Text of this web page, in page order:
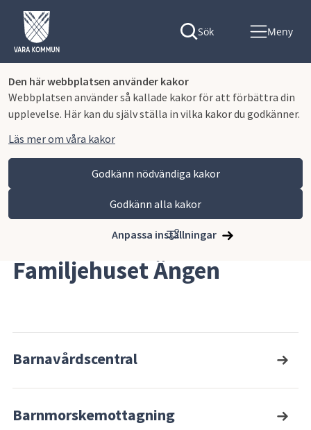
Den här webbplatsen använder kakor
Webbplatsen använder så kallade kakor för att förbättra din
upplevelse. Här kan du själv ställa in vilka kakor du godkänner.
Läs mer om våra kakor
Godkänn nödvändiga kakor
Godkänn alla kakor
Anpassa inställningar
Sök Meny
Vara kommun Omsorg och stöd
Stöd till familjen
Familjehuset Ängen
Barnavårdscentral
Barnmorskemottagning